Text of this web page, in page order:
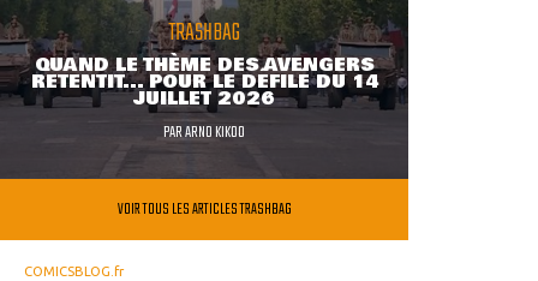
TRASHBAG
QUAND LE THÈME DES AVENGERS
RETENTIT... POUR LE DÉFILÉ DU 14
JUILLET 2026
PARARNO KIKOO
VOIR TOUS LES ARTICLES TRASHBAG
COMICSBLOG.fr